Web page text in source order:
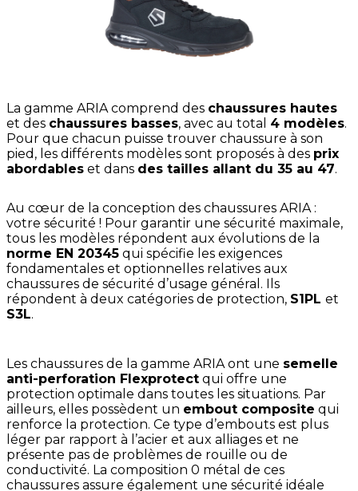
La gamme ARIA comprend des chaussures hautes
et des chaussures basses, avec au total 4 modèles.
Pour que chacun puisse trouver chaussure à son
pied, les différents modèles sont proposés à des prix
abordables et dans des tailles allant du 35 au 47.
Au cœur de la conception des chaussures ARIA :
votre sécurité ! Pour garantir une sécurité maximale,
tous les modèles répondent aux évolutions de la
norme EN 20345 qui spécifie les exigences
fondamentales et optionnelles relatives aux
chaussures de sécurité d’usage général. Ils
répondent à deux catégories de protection, S1PL et
S3L.
Les chaussures de la gamme ARIA ont une semelle
anti-perforation Flexprotect qui offre une
protection optimale dans toutes les situations. Par
ailleurs, elles possèdent un embout composite qui
renforce la protection. Ce type d’embouts est plus
léger par rapport à l’acier et aux alliages et ne
présente pas de problèmes de rouille ou de
conductivité. La composition 0 métal de ces
chaussures assure également une sécurité idéale